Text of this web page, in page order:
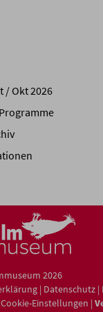
/ Okt 2026
2026
| Datenschutz |
Cookie-Einstellungen |